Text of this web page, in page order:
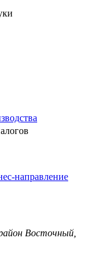
направление
Восточный,